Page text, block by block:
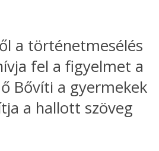
a történetmesélés
fel a figyelmet a
Bővíti a gyermekek
a hallott szöveg